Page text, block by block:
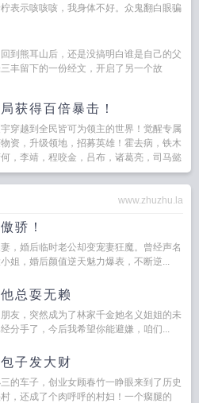
表示咳咳咳，我身体不好。众鬼翻白眼骗
到熊耳山后，还是没搞明白谁是自己的父
丰留下的一份经文，开启了另一个故
获得百倍暴击！
穿越到全民皆可为领主的世界！觉醒专属
资，升级领地，招募英雄！霍去病，铁木
，李靖，程咬金，吕布，诸葛亮，司马懿
www.zhuzhu.la
骄！
，婚后临时老公却变宠妻狂魔。曾经声名
姐，婚后颜值逆天魅力爆表，不断逆...
总耍无赖
友，突然成为了林家千金她名义姐姐的未
分手了，今后我希望你能避嫌，咱们...
子发大财
的车子，创业女顾春竹一睁眼来到了历史
村，还成了个肉呼呼的村妇！一个瘸腿的